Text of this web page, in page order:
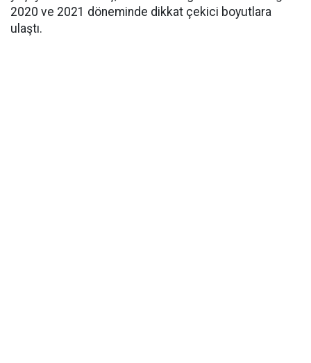
2020 ve 2021 döneminde dikkat çekici boyutlara
ulaştı.